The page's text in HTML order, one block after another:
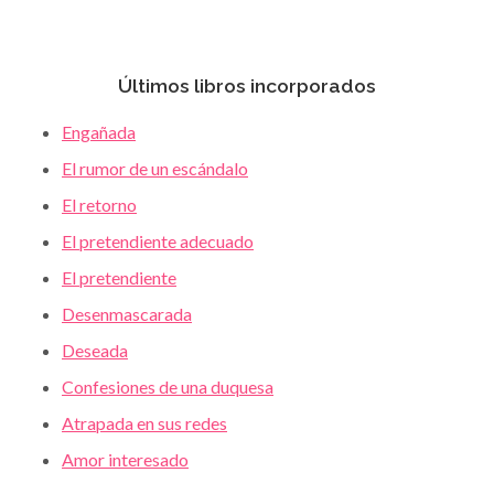
Últimos libros incorporados
Engañada
El rumor de un escándalo
El retorno
El pretendiente adecuado
El pretendiente
Desenmascarada
Deseada
Confesiones de una duquesa
Atrapada en sus redes
Amor interesado